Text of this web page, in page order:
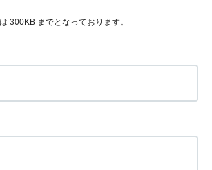
300KB までとなっております。